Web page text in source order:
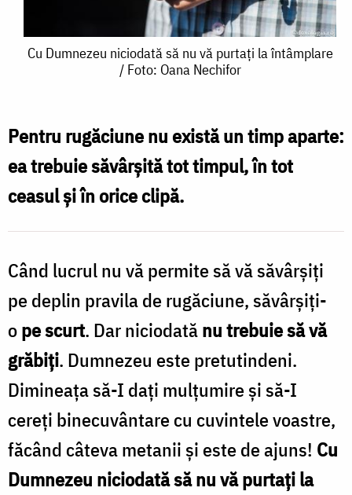
Cu
să
nu
vă
întâmplare
/
Foto:
Oana
Nechifor
Cu Dumnezeu niciodată să nu vă purtați la întâmplare
/ Foto: Oana Nechifor
Pentru rugăciune nu există un timp aparte:
ea trebuie săvârșită tot timpul, în tot
ceasul și în orice clipă.
Când lucrul nu vă permite să vă săvârșiți
pe deplin pravila de rugăciune, săvârșiți-
ope scurt. Dar niciodatănu trebuie să vă
grăbiți. Dumnezeu este pretutindeni.
Dimineața să-I dați mulțumire și să-I
cereți binecuvântare cu cuvintele voastre,
făcând câteva metanii și este de ajuns! Cu
Dumnezeu niciodată să nu vă purtați la